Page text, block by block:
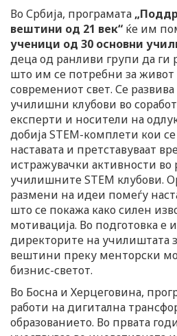
Во Србија, програмата
вештини од 21 век“ ќе им
ученици од 30 основни
деца од ранливи групи да ги
што им се потребни за живот
современиот свет. Се
училишни клубови во
експерти и носители на
добија STEM-комплети кои
наставата и претставуваат
истражувачки активности во
училишните STEM клубови.
размени на идеи помеѓу
што се покажа како силен
мотивација. Во подготовка е
директорите на училиштата
вештини преку менторски
бизнис-светот.
Во Босна и Херцеговина,
работи на дигитална
образованието. Во првата